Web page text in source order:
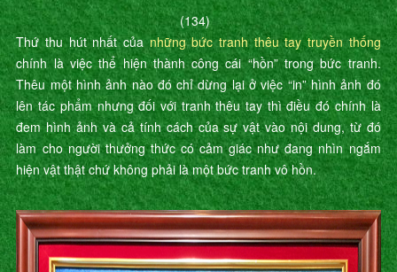
(134)
Thứ thu hút nhất củanhững bức tranh thêu tay truyền thống
chính là việc thể hiện thành công cái “hồn” trong bức tranh.
Thêu một hình ảnh nào đó chỉ dừng lại ở việc “in” hình ảnh đó
lên tác phẩm nhưng đối với tranh thêu tay thì điều đó chính là
đem hình ảnh và cả tính cách của sự vật vào nội dung, từ đó
làm cho người thưởng thức có cảm giác như đang nhìn ngắm
hiện vật thật chứ không phải là một bức tranh vô hồn.